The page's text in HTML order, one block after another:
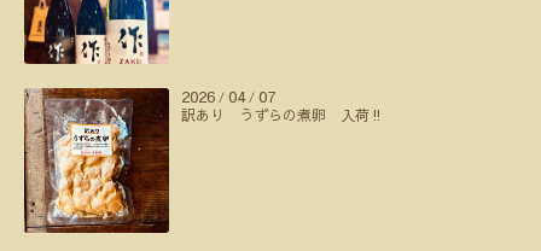
2026 / 04/ 07
訳あり うずらの煮卵 入荷‼️